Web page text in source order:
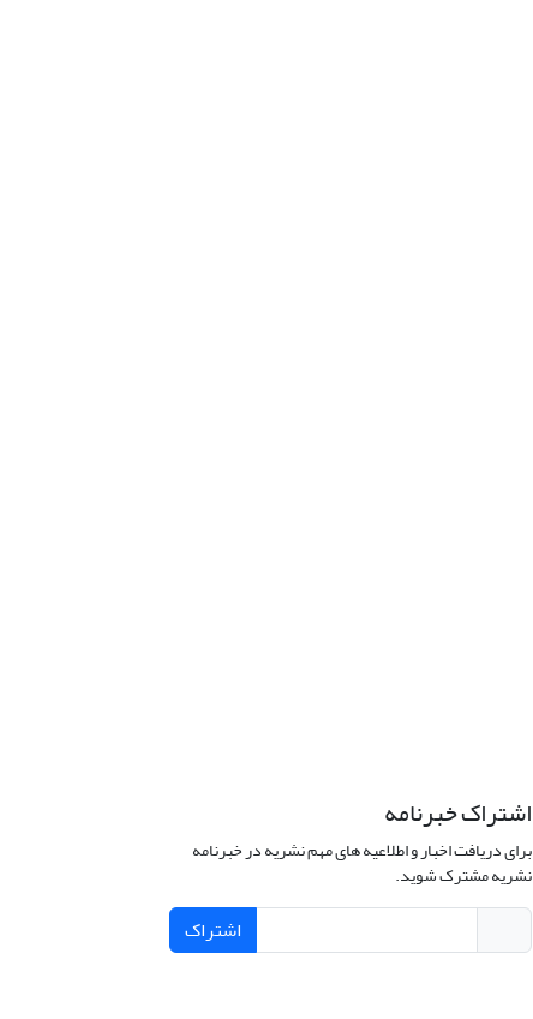
اشتراک خبرنامه
برای دریافت اخبار و اطلاعیه های مهم نشریه در خبرنامه
نشریه مشترک شوید.
اشتراک